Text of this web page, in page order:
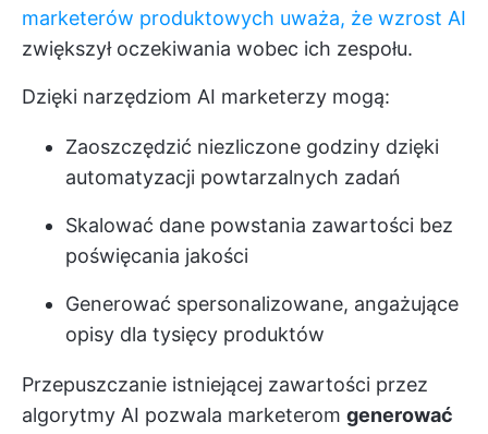
marketerów produktowych uważa, że wzrost AI
zwiększył oczekiwania wobec ich zespołu.
Dzięki narzędziom AI marketerzy mogą:
Zaoszczędzić niezliczone godziny dzięki
automatyzacji powtarzalnych zadań
Skalować dane powstania zawartości bez
poświęcania jakości
Generować spersonalizowane, angażujące
opisy dla tysięcy produktów
Przepuszczanie istniejącej zawartości przez
algorytmy AI pozwala marketerom generować